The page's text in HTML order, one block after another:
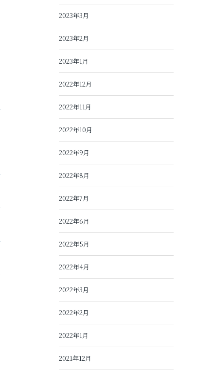
2023年3月
2023年2月
2023年1月
2022年12月
2022年11月
2022年10月
2022年9月
2022年8月
2022年7月
2022年6月
2022年5月
2022年4月
2022年3月
2022年2月
2022年1月
2021年12月